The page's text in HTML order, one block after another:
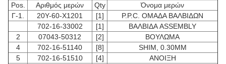
Pos.
Αριθμός μερών Qty
Όνομα μερών
Γ-1.
20Y-60-X1201 [1]
P.P.C. ΟΜΑΔΑ ΒΑΛΒΙΔΩΝ
702-16-33002
[1]
ΒΑΛΒΙΔΑ ASSEMBLY
2
07043-50312 [2]
ΒΟΥΛΩΜΑ
4
702-16-51140 [8]
SHIM, 0.30MM
5
702-16-51510 [4]
ΑΝΟΙΞΗ